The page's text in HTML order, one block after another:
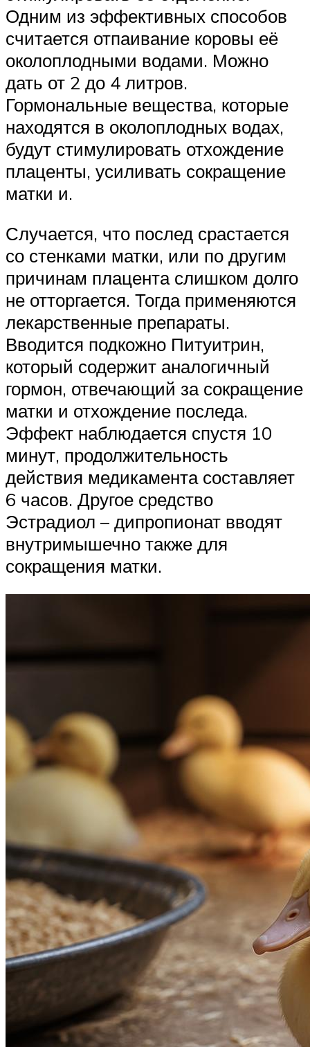
Одним из эффективных способов
считается отпаивание коровы её
околоплодными водами. Можно
дать от 2 до 4 литров.
Гормональные вещества, которые
находятся в околоплодных водах,
будут стимулировать отхождение
плаценты, усиливать сокращение
матки и.
Случается, что послед срастается
со стенками матки, или по другим
причинам плацента слишком долго
не отторгается. Тогда применяются
лекарственные препараты.
Вводится подкожно Питуитрин,
который содержит аналогичный
гормон, отвечающий за сокращение
матки и отхождение последа.
Эффект наблюдается спустя 10
минут, продолжительность
действия медикамента составляет
6 часов. Другое средство
Эстрадиол – дипропионат вводят
внутримышечно также для
сокращения матки.